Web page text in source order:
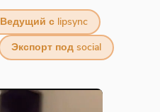
Ведущий с lipsync
Экспорт под social